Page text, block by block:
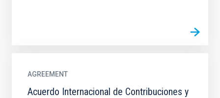
AGREEMENT
Acuerdo Internacional de Contribuciones y